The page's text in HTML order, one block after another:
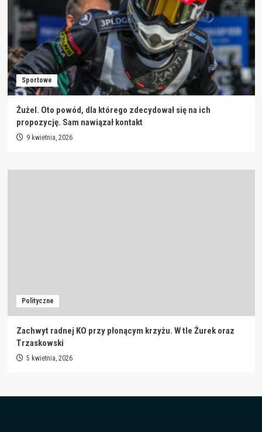
Sportowe
Żużel. Oto powód, dla którego zdecydował się na ich
propozycję. Sam nawiązał kontakt
9 kwietnia, 2026
Polityczne
Zachwyt radnej KO przy płonącym krzyżu. W tle Żurek oraz
Trzaskowski
5 kwietnia, 2026